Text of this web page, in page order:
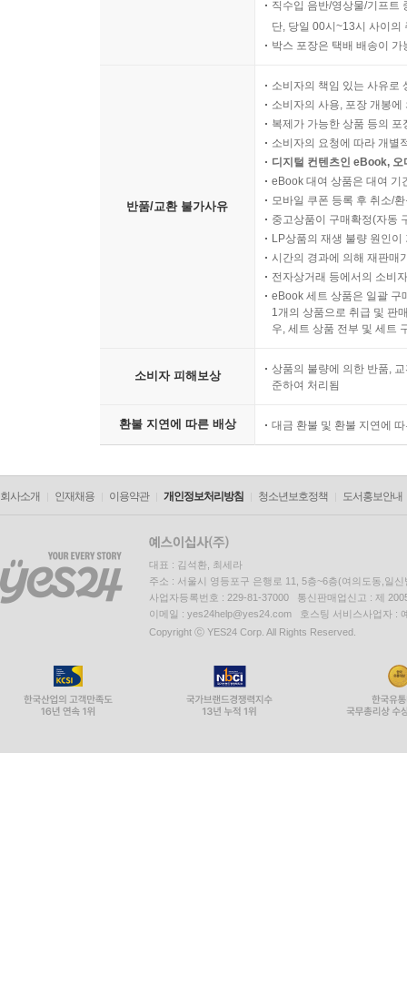
직수입 음반/영상물/기프트
단, 당일 00시~13시 사이의
박스 포장은 택배 배송이
반품/교환 불가사유
소비자의 책임 있는 사유로
소비자의 사용, 포장 개봉
복제가 가능한 상품 등의
소비자의 요청에 따라 개별
디지털 컨텐츠인 eBook,
eBook 대여 상품은 대여 기
모바일 쿠폰 등록 후 취소/
중고상품이 구매확정(자동
LP상품의 재생 불량 원인
시간의 경과에 의해 재판매
전자상거래 등에서의 소비
eBook 세트 상품은 일괄 구
1개의 상품으로 취급 및 판
우, 세트 상품 전부 및 세트
소비자 피해보상
상품의 불량에 의한 반품,
준하여 처리됨
환불 지연에 따른 배상 대금 환불 및 환불 지연에
회사소개 인재채용 이용약관 개인정보처리방침 청소년보호정책 도서홍보안내
대표 : 김석환, 최세라
주소 : 서울시 영등포구 은행로 11, 5층~6층(여의도동,일신
사업자등록번호 : 229-81-37000 통신판매업신고 : 제
이메일 : yes24help@yes24.com 호스팅 서비스사업자 :
Copyright ⓒ YES24 Corp. All Rights Reserved.